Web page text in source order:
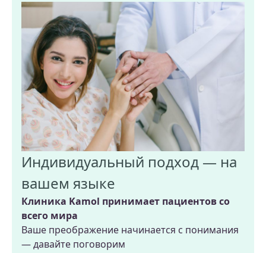
Индивидуальный подход — на
вашем языке
Клиника Kamol принимает пациентов со
всего мира
Ваше преображение начинается с понимания
— давайте поговорим